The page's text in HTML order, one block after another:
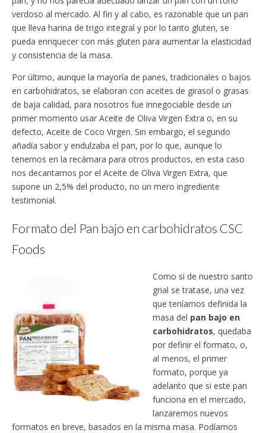
verdoso al mercado. Al fin y al cabo, es razonable que un pan
que lleva harina de trigo integral y por lo tanto gluten, se
pueda enriquecer con más gluten para aumentar la elasticidad
y consistencia de la masa.
Por último, aunque la mayoría de panes, tradicionales o bajos
en carbohidratos, se elaboran con aceites de girasol o grasas
de baja calidad, para nosotros fue innegociable desde un
primer momento usar Aceite de Oliva Virgen Extra o, en su
defecto, Aceite de Coco Virgen. Sin embargo, el segundo
añadía sabor y endulzaba el pan, por lo que, aunque lo
tenemos en la recámara para otros productos, en esta caso
nos decantamos por el Aceite de Oliva Virgen Extra, que
supone un 2,5% del producto, no un mero ingrediente
testimonial.
Formato del Pan bajo en carbohidratos CSC
Foods
Como si de nuestro santo
grial se tratase, una vez
que teníamos definida la
masa del pan bajo en
carbohidratos, quedaba
por definir el formato, o,
al menos, el primer
formato, porque ya
adelanto que si este pan
funciona en el mercado,
lanzaremos nuevos
formatos en breve, basados en la misma masa. Podíamos